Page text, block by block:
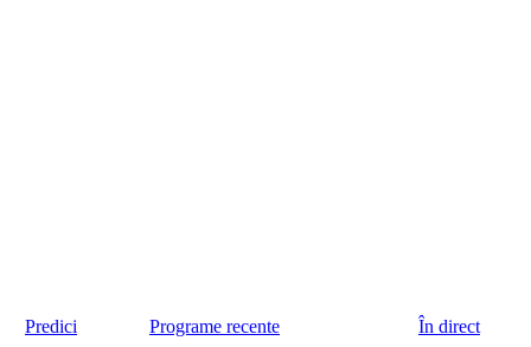
Predici Programe recente În direct